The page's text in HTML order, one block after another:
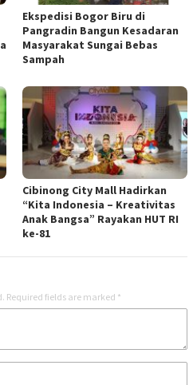
Ekspedisi Bogor Biru di
Pangradin Bangun Kesadaran
Masyarakat Sungai Bebas
Sampah
Cibinong City Mall Hadirkan
“Kita Indonesia – Kreativitas
Anak Bangsa” Rayakan HUT RI
ke-81
Required fields are marked *